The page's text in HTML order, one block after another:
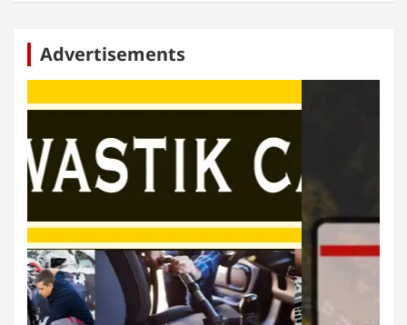
Advertisements